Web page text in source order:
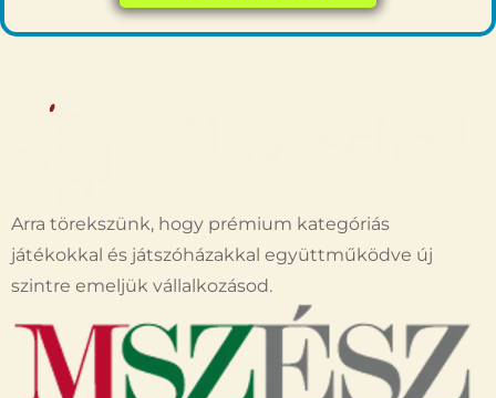
Arra törekszünk, hogy prémium kategóriás
játékokkal és játszóházakkal együttműködve új
szintre emeljük vállalkozásod.